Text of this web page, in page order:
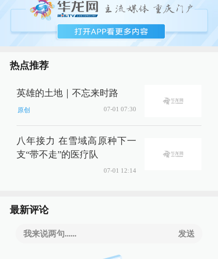
热点推荐
英雄的土地｜不忘来时路
原创 07-01 07:30
八年接力 在雪域高原种下一
支“带不走”的医疗队
07-01 12:14
最新评论
我来说两句...... 发送